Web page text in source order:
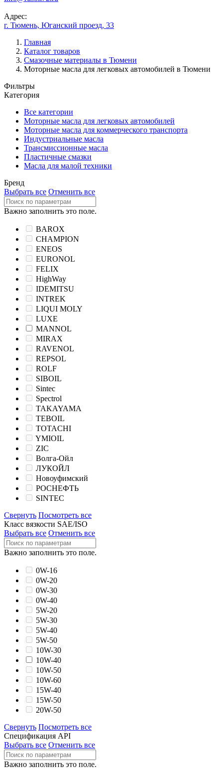
Адрес:
г. Тюмень, Юганский проезд, 33
Главная
Каталог товаров
Смазочные материалы в Тюмени
Моторные масла для легковых автомобилей в Тюмени
Фильтры
Категория
Все категории
Моторные масла для легковых автомобилей
Моторные масла для коммерческого транспорта
Индустриальные масла
Трансмиссионные масла
Пластичные смазки
Масла для малой техники
Бренд
Выбрать все Отменить все
Важно заполнить это поле.
BAROX
CHAMPION
ENEOS
EURONOL
FELIX
HighWay
IDEMITSU
INTREK
LIQUI MOLY
LUXE
MANNOL
MIRAX
RAVENOL
REPSOL
ROLF
SIBOIL
Sintec
Spectrol
TAKAYAMA
TEBOIL
TOTACHI
YMIOIL
ZIC
Волга-Ойл
ЛУКОЙЛ
Новоуфимский
РОСНЕФТЬ
SINTEC
Свернуть Посмотреть все
Класс вязкости SAE/ISO
Выбрать все Отменить все
Важно заполнить это поле.
0W-16
0W-20
0W-30
0W-40
5W-20
5W-30
5W-40
5W-50
10W-30
10W-40
10W-50
10W-60
15W-40
15W-50
20W-50
Свернуть Посмотреть все
Спецификация API
Выбрать все Отменить все
Важно заполнить это поле.